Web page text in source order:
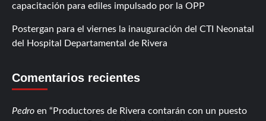
capacitación para ediles impulsado por la OPP
Postergan para el viernes la inauguración del CTI Neonatal
del Hospital Departamental de Rivera
Comentarios recientes
Pedro en
Productores de Rivera contarán con un puesto